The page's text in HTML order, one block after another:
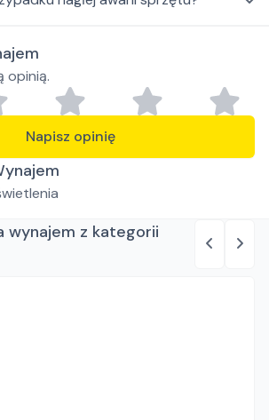
opinią.
Napisz opinię
wynajem z kategorii